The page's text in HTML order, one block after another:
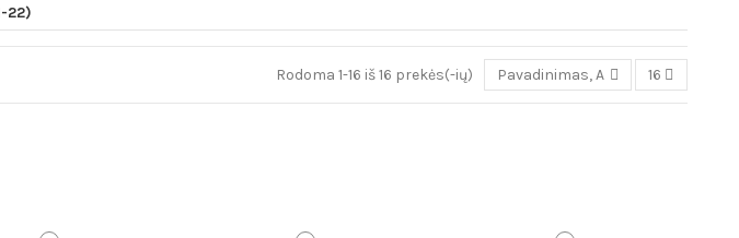
22)
Rodoma 1-16 iš 16 prekės(-ių) Pavadinimas, A - Z 16